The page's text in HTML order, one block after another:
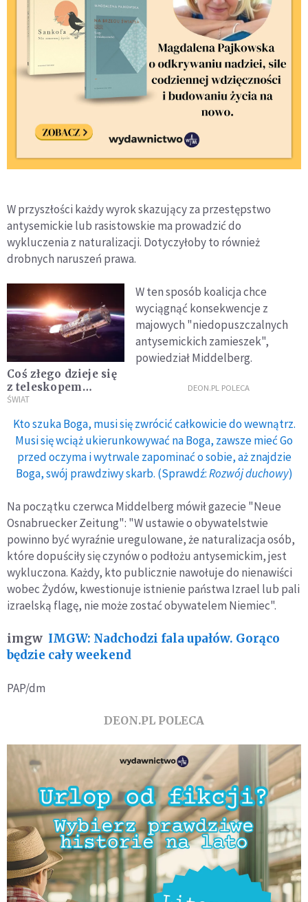
W przyszłości każdy wyrok skazujący za przestępstwo
antysemickie lub rasistowskie ma prowadzić do
wykluczenia z naturalizacji. Dotyczyłoby to również
drobnych naruszeń prawa.
Coś złego dzieje się
z teleskopem
Hubble'a. NASA ma
komputerami
ŚWIAT
W ten sposób koalicja chce
wyciągnąć konsekwencje z
majowych "niedopuszczalnych
antysemickich zamieszek",
powiedział Middelberg.
DEON.PL POLECA
Kto szuka Boga, musi się zwrócić całkowicie do wewnątrz.
Musi się wciąż ukierunkowywać na Boga, zawsze mieć Go
przed oczyma i wytrwale zapominać o sobie, aż znajdzie
Boga, swój prawdziwy skarb. (Sprawdź:Rozwój duchowy)
Na początku czerwca Middelberg mówił gazecie "Neue
Osnabruecker Zeitung": "W ustawie o obywatelstwie
powinno być wyraźnie uregulowane, że naturalizacja osób,
które dopuściły się czynów o podłożu antysemickim, jest
wykluczona. Każdy, kto publicznie nawołuje do nienawiści
wobec Żydów, kwestionuje istnienie państwa Izrael lub pali
izraelską flagę, nie może zostać obywatelem Niemiec".
imgw IMGW: Nadchodzi fala upałów. Gorąco
będzie cały weekend
PAP/dm
DEON.PL POLECA